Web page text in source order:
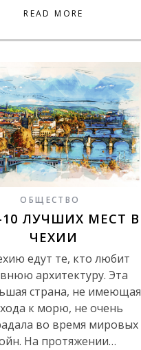
READ MORE
ОБЩЕСТВО
ЛУЧШИХ МЕСТ В
ЧЕХИИ
едут те, кто любит
архитектуру. Эта
страна, не имеющая
к морю, не очень
во время мировых
На протяжении…